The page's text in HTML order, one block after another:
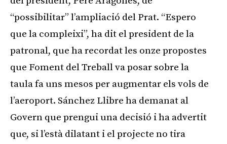
“possibilitar” l’ampliació del Prat. “Espero
que la compleixi”, ha dit el president de la
patronal, que ha recordat les onze propostes
que Foment del Treball va posar sobre la
taula fa uns mesos per augmentar els vols de
l’aeroport. Sánchez Llibre ha demanat al
Govern que prengui una decisió i ha advertit
que, si l’està dilatant i el projecte no tira